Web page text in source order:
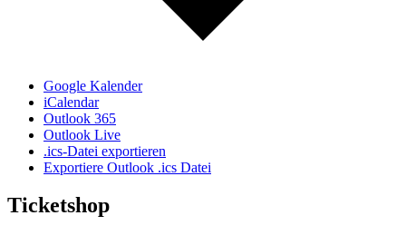
Google Kalender
iCalendar
Outlook 365
Outlook Live
.ics-Datei exportieren
Exportiere Outlook .ics Datei
Ticketshop